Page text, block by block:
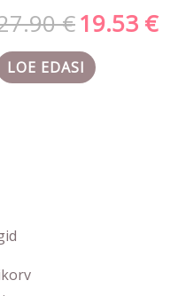
€19.53 €
LOE EDASI